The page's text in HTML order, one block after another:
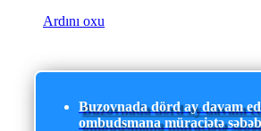
Ardını oxu
Buzovnada dörd ay davam
ombudsmana müraciətə